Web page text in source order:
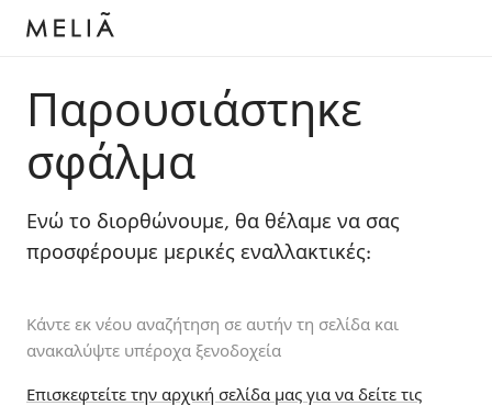
Παρουσιάστηκε
σφάλμα
Ενώ το διορθώνουμε, θα θέλαμε να σας
προσφέρουμε μερικές εναλλακτικές:
Κάντε εκ νέου αναζήτηση σε αυτήν τη σελίδα και
ανακαλύψτε υπέροχα ξενοδοχεία
Επισκεφτείτε την αρχική σελίδα μας για να δείτε τις